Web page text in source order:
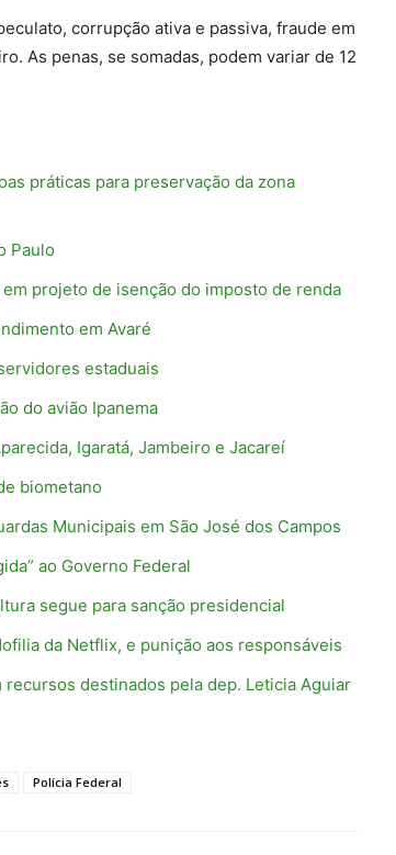
corrupção ativa e passiva, fraude em
As penas, se somadas, podem variar de 12
práticas para preservação da zona
Paulo
projeto de isenção do imposto de renda
em Avaré
estaduais
do avião Ipanema
Igaratá, Jambeiro e Jacareí
biometano
Municipais em São José dos Campos
ao Governo Federal
segue para sanção presidencial
da Netflix, e punição aos responsáveis
destinados pela dep. Leticia Aguiar
Polícia Federal